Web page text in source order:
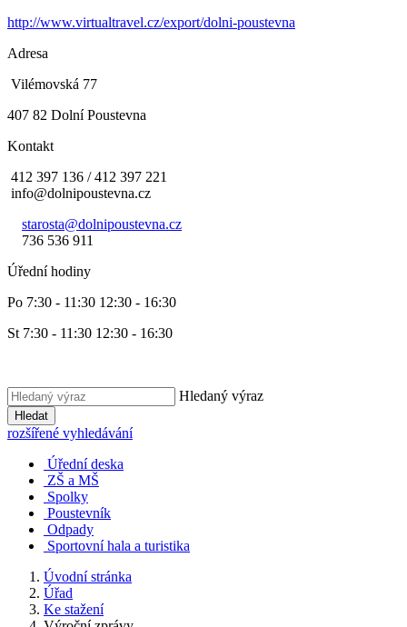
http://www.virtualtravel.cz/export/dolni-poustevna
Adresa
Vilémovská 77
407 82 Dolní Poustevna
Kontakt
412 397 136 / 412 397 221
info@dolnipoustevna.cz
starosta@dolnipoustevna.cz
736 536 911
Úřední hodiny
Po 7:30 - 11:30 12:30 - 16:30
St 7:30 - 11:30 12:30 - 16:30
Hledaný výraz
Hledat
rozšířené vyhledávání
Úřední deska
ZŠ a MŠ
Spolky
Poustevník
Odpady
Sportovní hala a turistika
Úvodní stránka
Úřad
Ke stažení